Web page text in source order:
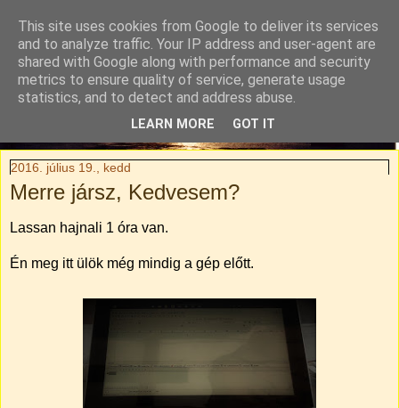
Tylli Titkai
Családi kaland-regény. Rendhagyó utazási blog.
2016. július 19., kedd
Merre jársz, Kedvesem?
Lassan hajnali 1 óra van.
Én meg itt ülök még mindig a gép előtt.
This site uses cookies from Google to deliver its services
and to analyze traffic. Your IP address and user-agent are
shared with Google along with performance and security
metrics to ensure quality of service, generate usage
statistics, and to detect and address abuse.
LEARN MORE GOT IT